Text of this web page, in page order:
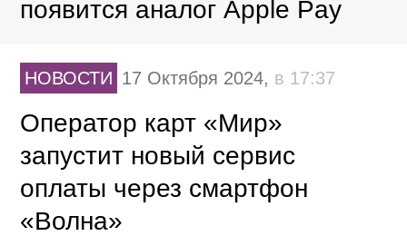
появится аналог Apple Pay
НОВОСТИ 17 Октября 2024, в 17:37
Оператор карт «Мир»
запустит новый сервис
оплаты через смартфон
«Волна»